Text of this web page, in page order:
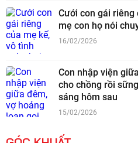
Cưới con gái riêng
mẹ con họ nói
16/02/2026
Con nhập viện
cho chồng rồi
sáng hôm sau
15/02/2026